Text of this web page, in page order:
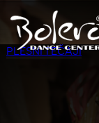
PLESNI TEČAJI